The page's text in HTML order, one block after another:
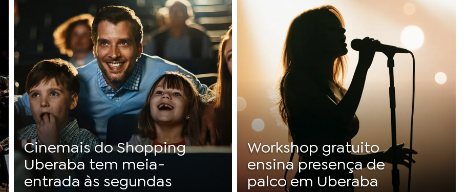
Cinemais do Shopping
Uberaba tem meia-
entrada às segundas
Workshop gratuito
ensina presença de
palco em Uberaba